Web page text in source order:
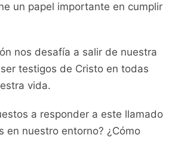
un papel importante en cumplir
nos desafía a salir de nuestra
testigos de Cristo en todas
vida.
a responder a este llamado
en nuestro entorno? ¿Cómo